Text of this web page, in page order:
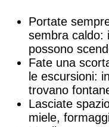
Portate
sembra caldo:
possono
Fate una
le escursioni:
trovano
Lasciate
miele,